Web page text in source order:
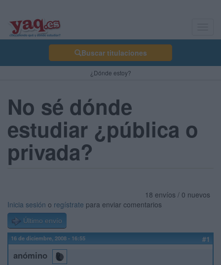
Buscar titulaciones
¿Dónde estoy?
No sé dónde
estudiar ¿pública o
privada?
18 envíos / 0 nuevos
Inicia sesión o regístrate para enviar comentarios
Último envío
16 de diciembre, 2008 - 16:55 #1
anómino